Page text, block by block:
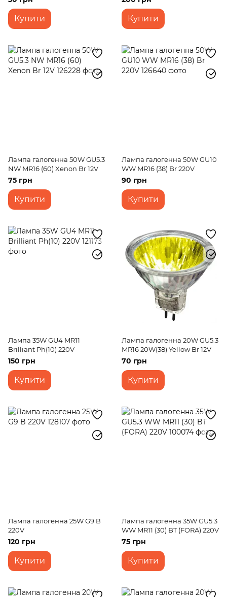
Купити Купити
Лампа галогенна 50W GU5.3
NW MR16 (60) Xenon Br 12V
75 грн
Купити
Лампа галогенна 50W GU10
WW MR16 (38) Br 220V
90 грн
Купити
Лампа 35W GU4 MR11
Brilliant Ph(10) 220V
150 грн
Купити
Лампа галогенна 20W GU5.3
MR16 20W(38) Yellow Br 12V
70 грн
Купити
Лампа галогенна 25W G9 B
220V
120 грн
Купити
Лампа галогенна 35W GU5.3
WW MR11 (30) BT (FORA) 220V
75 грн
Купити